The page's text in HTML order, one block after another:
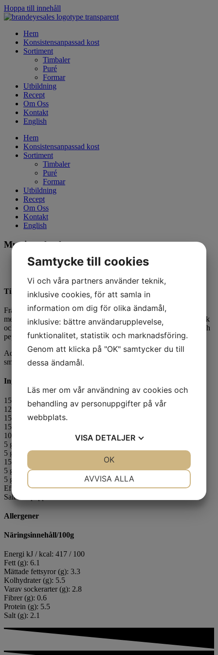
Hoppa till innehåll
Hem
Konsistensanpassad kost
Sortiment
Timbaler
Puré
Formar
Utbildning
Recept
Om Oss
Kontakt
English
Hem
Konsistensanpassad kost
Sortiment
Timbaler
Puré
Formar
Utbildning
Recept
Om Oss
Kontakt
English
Mustig gulaschsoppa
Tillagningsanvisning
Fräs tomatpuré, paprikapuré, lökpulver och vitlökspuré i smör på
medeltemperatur. Tillsätt vatten, oxfond, vispgrädde, standardmjölk
och puréer. Låt sjuda (inte koka) och smaka av med timjan, salt och
peppar. Mixa innan servering!
Addera gärna en flytande topping på soppan för extra näring och
smak.
Ingredienser
150 g standardmjölk
120 g
oxpuré, tinad
15 g
morotspuré , tinad
15 g
10 g paprikapuré, tinad
5 g tomatpuré, tinad
5 g
vitlökspuré, tinad
15 g vispgrädde
5 g oxfond
5 g lökpulver
Efter smak, mixad timjan
Salt och peppar
Allergener
Näringsinnehåll/100g
Energi kJ / kcal: 417 / 100
Fett (g): 6.1
Mättade fettsyror (g): 3.3
Kolhydrater (g): 5.5
Varav sockerarter (g): 2.8
Fibrer (g): 0.6
Protein (g): 5.5
Salt (g): 2.1
Samtycke till cookies
Vi och våra partners använder teknik,
inklusive cookies, för att samla in
information om dig för olika ändamål,
inklusive: bättre användarupplevelse,
funktionalitet, statistik och marknadsföring.
Genom att klicka på "OK" samtycker du till
dessa ändamål.
Läs mer om vår användning av cookies och
behandling av personuppgifter på vår
webbplats.
VISA DETALJER
AVVISA ALLA
OK